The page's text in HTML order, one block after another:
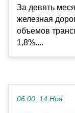
За девять
железная
объемов
1,8%....
06:00, 14 Ноя